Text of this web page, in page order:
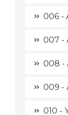
006 -
007 -
008 -
009 -
010 -